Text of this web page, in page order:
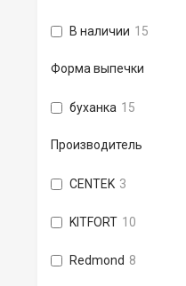
В наличии 15
Форма выпечки
буханка 15
Производитель
CENTEK 3
KITFORT 10
Redmond 8